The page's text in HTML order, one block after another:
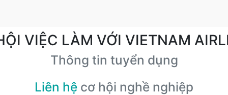
VIỆC LÀM VỚI VIETNAM
Thông tin tuyển dụng
Liên hệ cơ hội nghề nghiệp